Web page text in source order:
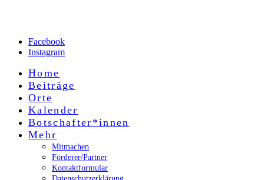
Facebook
Instagram
Home
Beiträge
Orte
Kalender
Botschafter*innen
Mehr
Mitmachen
Förderer/Partner
Kontaktformular